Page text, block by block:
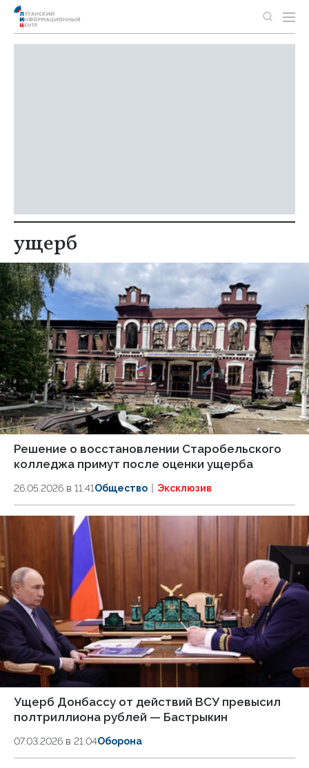
ущерб
Решение о восстановлении Старобельского
колледжа примут после оценки ущерба
26.05.2026 в 11:41Общество Эксклюзив
Ущерб Донбассу от действий ВСУ превысил
полтриллиона рублей — Бастрыкин
07.03.2026 в 21:04Оборона